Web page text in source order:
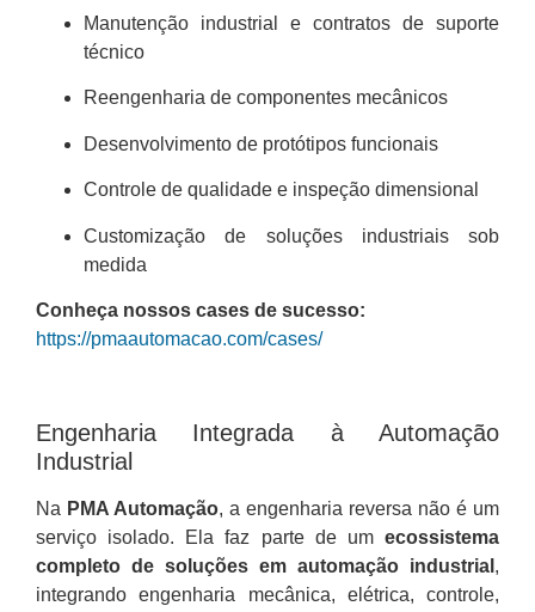
Manutenção industrial e contratos de suporte
técnico
Reengenharia de componentes mecânicos
Desenvolvimento de protótipos funcionais
Controle de qualidade e inspeção dimensional
Customização de soluções industriais sob
medida
Conheça nossos cases de sucesso:
https://pmaautomacao.com/cases/
Engenharia Integrada à Automação
Industrial
Na PMA Automação, a engenharia reversa não é um
serviço isolado. Ela faz parte de um ecossistema
completo de soluções em automação industrial ,
integrando engenharia mecânica, elétrica, controle,